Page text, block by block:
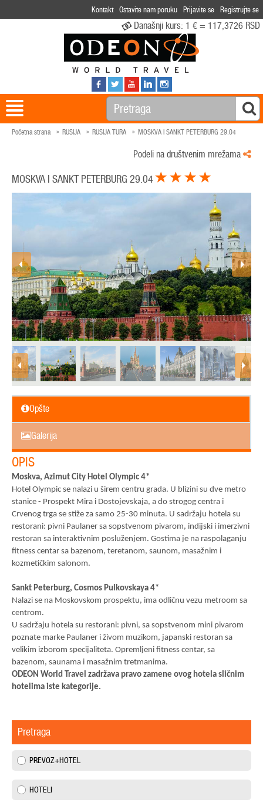
Kontakt Ostavite nam poruku Prijavite se Registrujte se
Današnji kurs: 1 € = 117,3726 RSD
Početna strana RUSIJA RUSIJA TURA MOSKVA I SANKT PETERBURG 29.04
Podeli na društvenim mrežama
MOSKVA I SANKT PETERBURG 29.04
Opšte
Galerija
OPIS
Moskva, Azimut City Hotel Olympic 4*
Hotel Olympic se nalazi u širem centru grada. U blizini su dve metro
stanice - Prospekt Mira i Dostojevskaja, a do strogog centra i
Crvenog trga se stiže za samo 25-30 minuta. U sadržaju hotela su
restorani: pivni Paulaner sa sopstvenom pivarom, indijski i imerzivni
restoran sa interaktivnim posluženjem. Gostima je na raspolaganju
fitness centar sa bazenom, teretanom, saunom, masažnim i
kozmetičkim salonom.
Sankt Peterburg, Cosmos Pulkovskaya 4*
Nalazi se na Moskovskom prospektu, ima odličnu vezu metroom sa
centrom.
U sadržaju hotela su restorani: pivni, sa sopstvenom mini pivarom
poznate marke Paulaner i živom muzikom, japanski restoran sa
velikim izborom specijaliteta. Opremljeni fitness centar, sa
bazenom, saunama i masažnim tretmanima.
ODEON World Travel zadržava pravo zamene ovog hotela sličnim
hotelima iste kategorije.
Pretraga
PREVOZ+HOTEL
HOTELI